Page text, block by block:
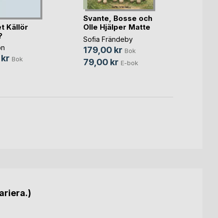
Källör
Bok
Svante, Bosse och
Olle Hjälper Matte
Sofia Frändeby
179,00 kr Bok
79,00 kr E-bok